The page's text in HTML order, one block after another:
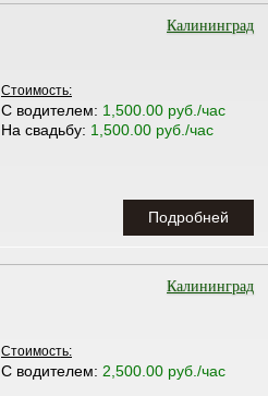
Калининград
Стоимость:
С водителем: 1,500.00 руб./час
На свадьбу: 1,500.00 руб./час
Подробней
Калининград
Стоимость:
С водителем: 2,500.00 руб./час